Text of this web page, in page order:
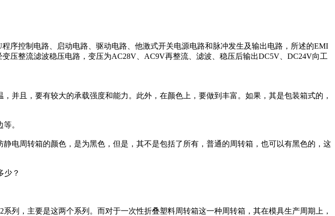
序控制电路、启动电路、驱动电路、他激式开关电源电路和脉冲发生及输出电路，所述的EMI
压整流滤波稳压电路，变压为AC28V、AC9V再整流、滤波、稳压后输出DC5V、DC24V向工
并且，要有较大的承载强度和能力。此外，在颜色上，要做到丰富。如果，其是包装箱式的，
等。
电周转箱的颜色，是为黑色，但是，其不是包括了所有，普通的周转箱，也可以有黑色的，这
少？
列，主要是这两个系列。而对于一次性折叠塑料周转箱这一种周转箱，其在模具生产周期上，